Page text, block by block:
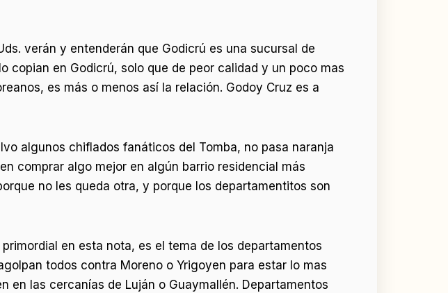
verán y entenderán que Godicrú es una sucursal de
copian en Godicrú, solo que de peor calidad y un poco mas
es más o menos así la relación. Godoy Cruz es a
algunos chiflados fanáticos del Tomba, no pasa naranja
comprar algo mejor en algún barrio residencial más
no les queda otra, y porque los departamentitos son
en esta nota, es el tema de los departamentos
todos contra Moreno o Yrigoyen para estar lo mas
en las cercanías de Luján o Guaymallén. Departamentos